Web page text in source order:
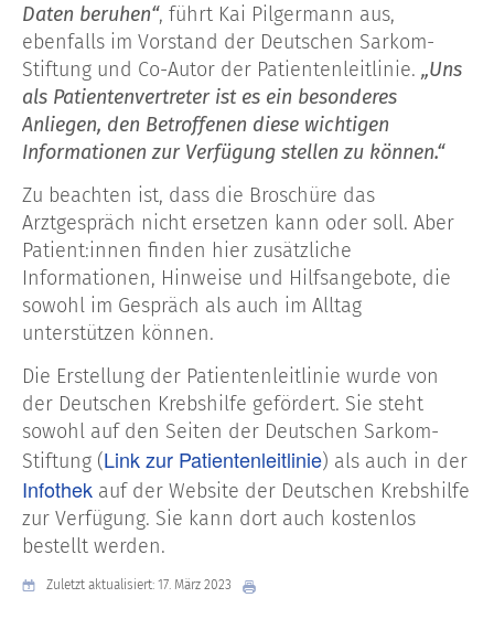
Daten beruhen“, führt Kai Pilgermann aus,
ebenfalls im Vorstand der Deutschen Sarkom-
Stiftung und Co-Autor der Patientenleitlinie. „Uns
als Patientenvertreter ist es ein besonderes
Anliegen, den Betroffenen diese wichtigen
Informationen zur Verfügung stellen zu können.“
Zu beachten ist, dass die Broschüre das
Arztgespräch nicht ersetzen kann oder soll. Aber
Patient:innen finden hier zusätzliche
Informationen, Hinweise und Hilfsangebote, die
sowohl im Gespräch als auch im Alltag
unterstützen können.
Die Erstellung der Patientenleitlinie wurde von
der Deutschen Krebshilfe gefördert. Sie steht
sowohl auf den Seiten der Deutschen Sarkom-
Stiftung (Link zur Patientenleitlinie) als auch in der
Infothek auf der Website der Deutschen Krebshilfe
zur Verfügung. Sie kann dort auch kostenlos
bestellt werden.
Zuletzt aktualisiert: 17. März 2023